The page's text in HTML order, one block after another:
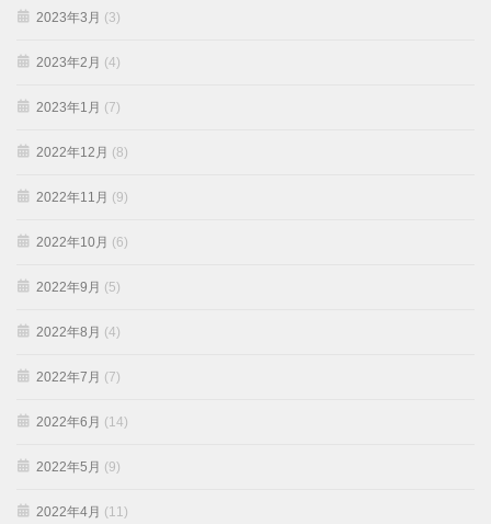
2023年3月 (3)
2023年2月 (4)
2023年1月 (7)
2022年12月 (8)
2022年11月 (9)
2022年10月 (6)
2022年9月 (5)
2022年8月 (4)
2022年7月 (7)
2022年6月 (14)
2022年5月 (9)
2022年4月 (11)